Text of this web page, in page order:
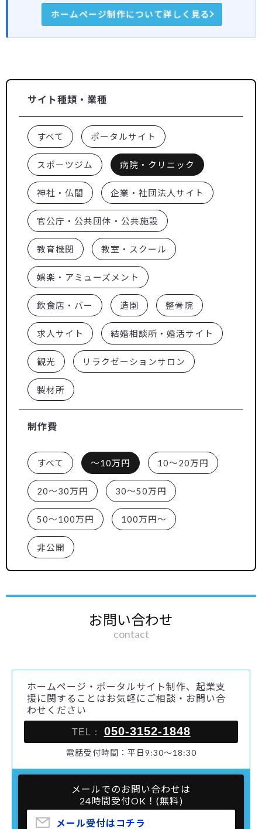
ホームページ制作について詳しく見る
サイト種類・業種
すべて ポータルサイト
スポーツジム 病院・クリニック
神社・仏閣 企業・社団法人サイト
官公庁・公共団体・公共施設
教育機関 教室・スクール
娯楽・アミューズメント
飲食店・バー 造園 整骨院
求人サイト 結婚相談所・婚活サイト
観光 リラクゼーションサロン
製材所
制作費
すべて ～10万円 10～20万円
20～30万円 30～50万円
50～100万円 100万円～
非公開
お問い合わせ
contact
ホームページ・ポータルサイト制作、起業支
援に関することはお気軽にご相談・お問い合
わせください
TEL： 050-3152-1848
電話受付時間：平日9:30～18:30
メールでのお問い合わせは
24時間受付OK！(無料)
メール受付はコチラ